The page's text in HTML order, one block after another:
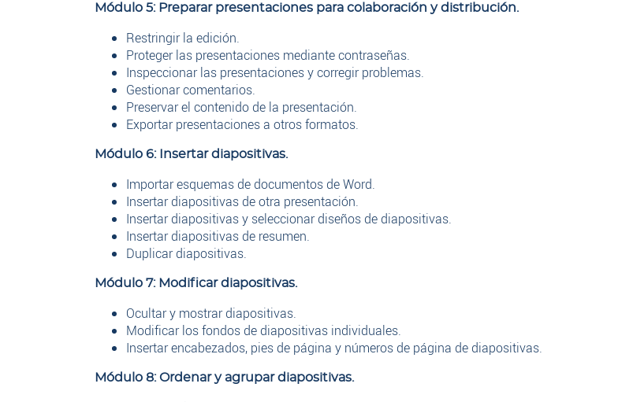
Módulo 5: Preparar presentaciones para colaboración y distribución.
Restringir la edición.
Proteger las presentaciones mediante contraseñas.
Inspeccionar las presentaciones y corregir problemas.
Gestionar comentarios.
Preservar el contenido de la presentación.
Exportar presentaciones a otros formatos.
Módulo 6: Insertar diapositivas.
Importar esquemas de documentos de Word.
Insertar diapositivas de otra presentación.
Insertar diapositivas y seleccionar diseños de diapositivas.
Insertar diapositivas de resumen.
Duplicar diapositivas.
Módulo 7: Modificar diapositivas.
Ocultar y mostrar diapositivas.
Modificar los fondos de diapositivas individuales.
Insertar encabezados, pies de página y números de página de diapositivas.
Módulo 8: Ordenar y agrupar diapositivas.